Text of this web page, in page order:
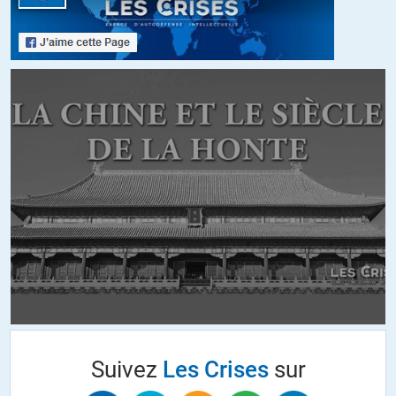
International France) :
-Président de l’Institut Français des Administrateurs
– Président de l’Observatoire sur la Responsabilité Sociétale des
Entreprises
Internationales
Si on a du temps à perdre, on peut chercher qui est Denis Kessler,
PDG de Scor :
Il a été vice-président du MEDEF. Il est actuellement le PDG du
groupe SCOR1, administrateur de BNP Paribas SA, Dassault
Aviation, et Invesco Ltd2.
Bon, on arrête là, non ?
ALERTER
harvest02//23.10.2014 à 13h41
Comique cette carte de transparency ! Comme par hasard, les
Suivez Les Crisessur